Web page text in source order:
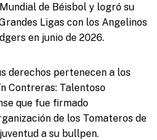
de Béisbol y logró su
Ligas con los Angelinos
en junio de 2026.
derechos pertenecen a los
Contreras: Talentoso
que fue firmado
de los Tomateros de
a su bullpen.